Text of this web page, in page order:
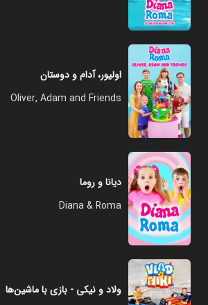
اولیور، آدام و دوستان
Oliver, Adam and Friends
دیانا و روما
Diana & Roma
ولاد و نیکی - بازی با ماشین‌ها